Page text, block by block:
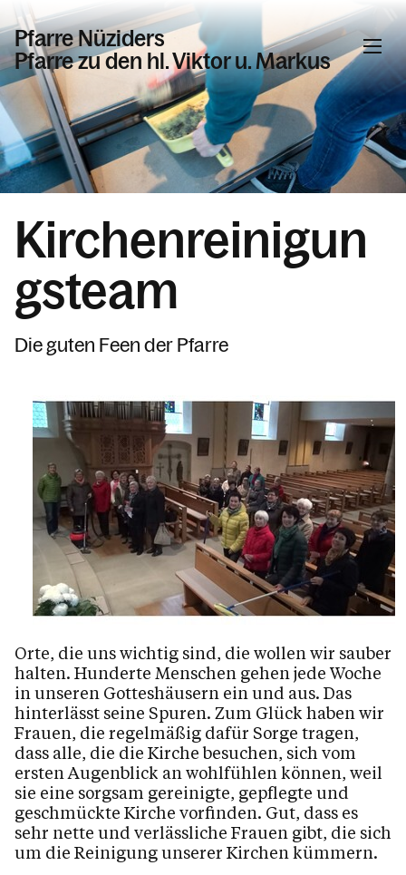
Pfarre Nüziders
Pfarre zu den hl. Viktor u. Markus
Informationen
Veranstaltungen
Beschlüsse, Bekannmachungen
Was wir glauben
Ansprechpartner & Pfarrbeauftragte
Arbeitskreis Ehe & Familie
Arbeitskreis Soziales
Katholisches Bildungswerk
Kinderliturgiekreis
Kirchenchor
Liturgiekreis
Mädchenchor
Ministrant/Innen
Oranist/Innen
Unser Kirchen & Kapellen
Pfarrzentrum
Pfarrblatt
Kirchenreinigun
gsteam
Die guten Feen der Pfarre
Orte, die uns wichtig sind, die wollen wir sauber
halten. Hunderte Menschen gehen jede Woche
in unseren Gotteshäusern ein und aus. Das
hinterlässt seine Spuren. Zum Glück haben wir
Frauen, die regelmäßig dafür Sorge tragen,
dass alle, die die Kirche besuchen, sich vom
ersten Augenblick an wohlfühlen können, weil
sie eine sorgsam gereinigte, gepflegte und
geschmückte Kirche vorfinden. Gut, dass es
sehr nette und verlässliche Frauen gibt, die sich
um die Reinigung unserer Kirchen kümmern.